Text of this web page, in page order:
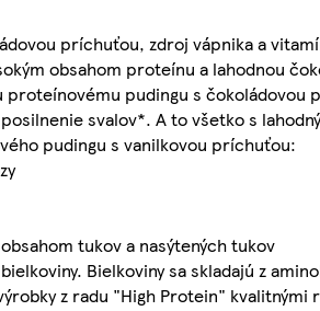
príchuťou, zdroj vápnika a
obsahom proteínu a lahodnou
proteínovému pudingu s
svalov*. A to všetko s
pudingu s vanilkovou príchuťou:
tukov a nasýtených tukov
Bielkoviny sa skladajú z
z radu "High Protein"